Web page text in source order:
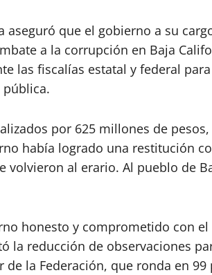
aseguró que el gobierno a su
a la corrupción en Baja
las fiscalías estatal y federal
por 625 millones de
había logrado una restitución
volvieron al erario. Al pueblo de
honesto y comprometido con
la reducción de observaciones
la Federación, que ronda en